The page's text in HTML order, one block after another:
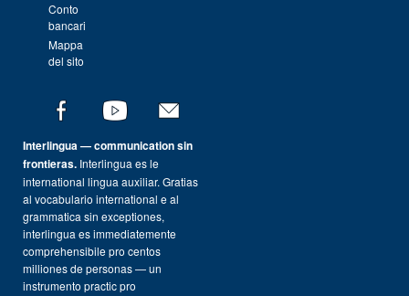
Conto
bancari
Mappa
del sito
Interlingua — communication sin
frontieras. Interlingua es le
international lingua auxiliar. Gratias
al vocabulario international e al
grammatica sin exceptiones,
interlingua es immediatemente
comprehensibile pro centos
milliones de personas — un
instrumento practic pro